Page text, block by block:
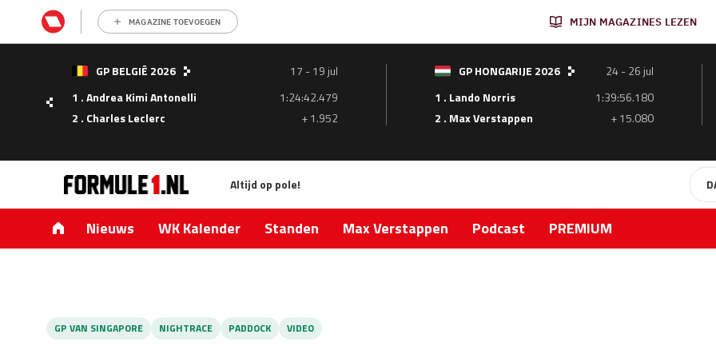
MAGAZINE TOEVOEGEN MIJN MAGAZINES LEZEN
GP BELGIË 2026
17 - 19 jul
1 . Andrea Kimi Antonelli
1:24:42.479
2 . Charles Leclerc
+ 1.952
GP HONGARIJE 2026
24 - 26 jul
1 . Lando Norris
1:39:56.180
2 . Max Verstappen
+ 15.080
Altijd op pole!
Nieuws WK Kalender Standen Max Verstappen Podcast PREMIUM
GP VAN SINGAPORE NIGHTRACE PADDOCK VIDEO